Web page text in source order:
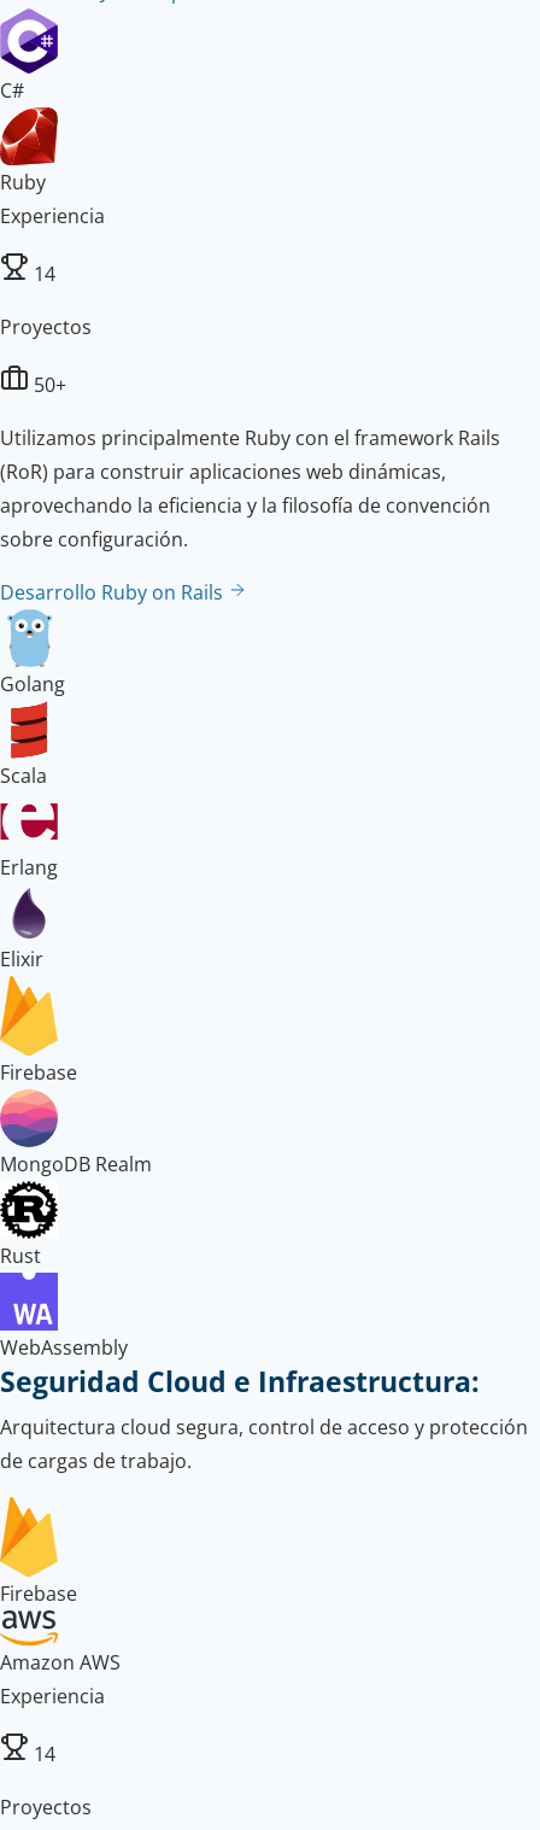
C#
Ruby
Experiencia
14
Proyectos
50+
Utilizamos principalmente Ruby con el framework Rails
(RoR) para construir aplicaciones web dinámicas,
aprovechando la eficiencia y la filosofía de convención
sobre configuración.
Desarrollo Ruby on Rails
Golang
Scala
Erlang
Elixir
Firebase
MongoDB Realm
Rust
WebAssembly
Seguridad Cloud e Infraestructura:
Arquitectura cloud segura, control de acceso y protección
de cargas de trabajo.
Firebase
Amazon AWS
Experiencia
14
Proyectos